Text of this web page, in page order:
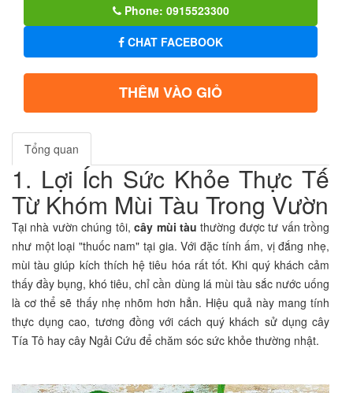
Phone: 0915523300
CHAT FACEBOOK
THÊM VÀO GIỎ
Tổng quan
1. Lợi Ích Sức Khỏe Thực Tế
Từ Khóm Mùi Tàu Trong Vườn
Tại nhà vườn chúng tôi,cây mùi tàuthường được tư vấn trồng
như một loại "thuốc nam" tại gia. Với đặc tính ấm, vị đắng nhẹ,
mùi tàu giúp kích thích hệ tiêu hóa rất tốt. Khi quý khách cảm
thấy đầy bụng, khó tiêu, chỉ cần dùng lá mùi tàu sắc nước uống
là cơ thể sẽ thấy nhẹ nhõm hơn hẳn. Hiệu quả này mang tính
thực dụng cao, tương đồng với cách quý khách sử dụng cây
Tía Tô hay cây Ngải Cứu để chăm sóc sức khỏe thường nhật.